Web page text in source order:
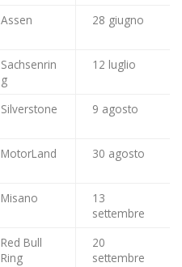
Assen 28 giugno
Sachsenrin
g
12 luglio
Silverstone 9 agosto
MotorLand 30 agosto
Misano
13
settembre
Red Bull
Ring
20
settembre